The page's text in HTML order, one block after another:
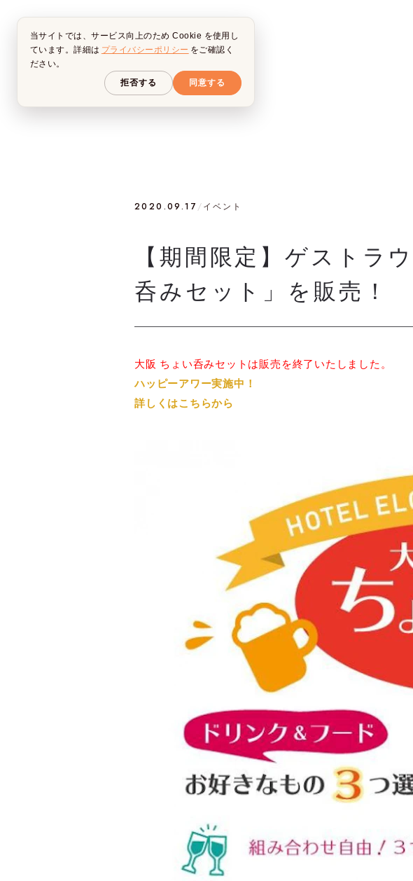
2020.09.17 / イベント
【期間限定】ゲストラ
呑みセット」を販売！
大阪 ちょい呑みセットは販売を終了いたしました。
ハッピーアワー実施中！
詳しくはこちらから
当サイトでは、サービス向上のため Cookie を使用し
ています。詳細は プライバシーポリシー をご確認く
ださい。
拒否する
同意する